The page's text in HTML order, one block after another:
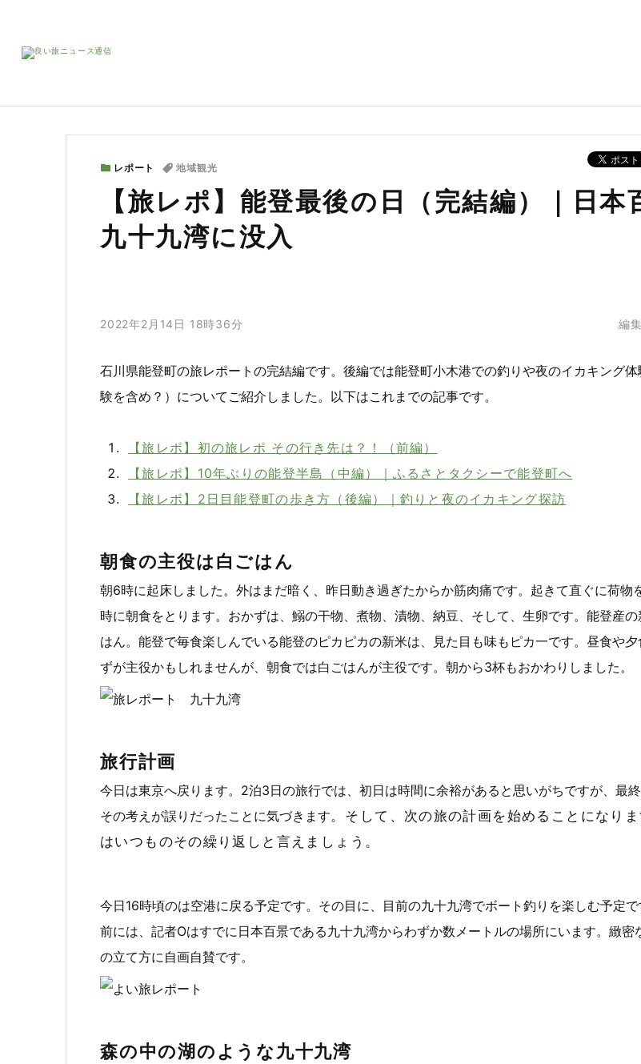
レポート 地域観光
【旅レポ】能登最後の日（完結編）｜日本
九十九湾に没入
2022年2月14日 18時36分 編
石川県能登町の旅レポートの完結編です。後編では能登町小木港での釣りや夜のイカキング
験を含め？）についてご紹介しました。以下はこれまでの記事です。
【旅レポ】初の旅レポ その行き先は？！（前編）
【旅レポ】10年ぶりの能登半島（中編）｜ふるさとタクシーで能登町へ
【旅レポ】2日目能登町の歩き方（後編）｜釣りと夜のイカキング探訪
朝食の主役は白ごはん
朝6時に起床しました。外はまだ暗く、昨日動き過ぎたからか筋肉痛です。起きて直ぐに荷物
時に朝食をとります。おかずは、鰯の干物、煮物、漬物、納豆、そして、生卵です。能登産
はん。能登で毎食楽しんでいる能登のピカピカの新米は、見た目も味もピカ一です。昼食や
ずが主役かもしれませんが、朝食では白ごはんが主役です。朝から3杯もおかわりしました。
旅行計画
今日は東京へ戻ります。2泊3日の旅行では、初日は時間に余裕があると思いがちですが、最
その考えが誤りだったことに気づきます。そして、 次の旅の計画を始めることになりま
はいつものその繰り返しと言えましょう。
今日16時頃のは空港に戻る予定です。その目に、目前の九十九湾でボート釣りを楽しむ予定
前には、記者Oはすでに日本百景である九十九湾からわずか数メートルの場所にいます。緻密
の立て方に自画自賛です。
森の中の湖のような九十九湾